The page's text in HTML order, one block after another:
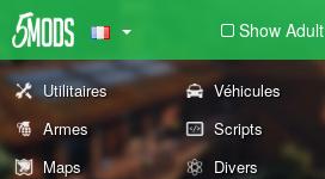
Show Adult
Utilitaires Véhicules
Armes
Scripts
Maps
Divers